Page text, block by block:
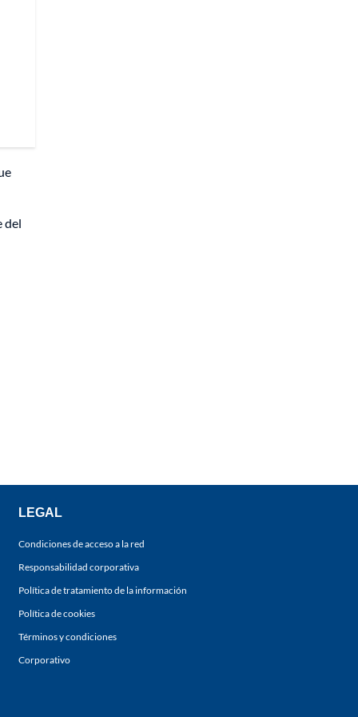
del
LEGAL
Condiciones de acceso a la red
Responsabilidad corporativa
Política de tratamiento de la información
Política de cookies
Términos y condiciones
Corporativo